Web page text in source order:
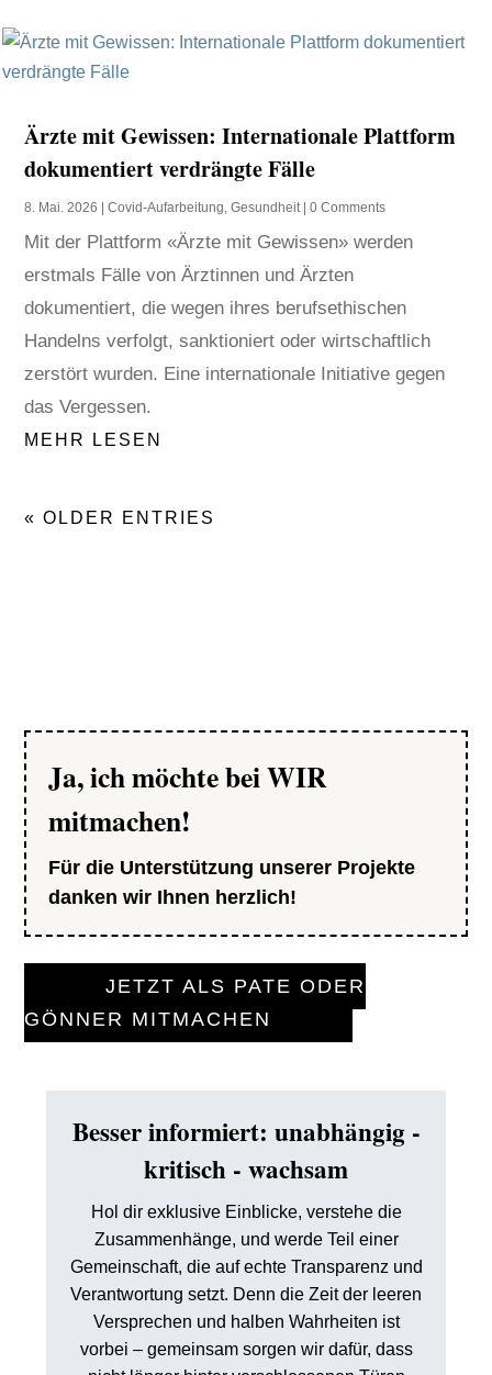
Ärzte mit Gewissen: Internationale Plattform
dokumentiert verdrängte Fälle
8. Mai. 2026 |Covid-Aufarbeitung ,Gesundheit | 0 Comments
Mit der Plattform «Ärzte mit Gewissen» werden
erstmals Fälle von Ärztinnen und Ärzten
dokumentiert, die wegen ihres berufsethischen
Handelns verfolgt, sanktioniert oder wirtschaftlich
zerstört wurden. Eine internationale Initiative gegen
das Vergessen.
MEHR LESEN
« OLDER ENTRIES
Ja, ich möchte bei WIR
mitmachen!
Für die Unterstützung unserer Projekte
danken wir Ihnen herzlich!
JETZT ALS PATE ODER
GÖNNER MITMACHEN
Besser informiert: unabhängig -
kritisch - wachsam
Hol dir exklusive Einblicke, verstehe die
Zusammenhänge, und werde Teil einer
Gemeinschaft, die auf echte Transparenz und
Verantwortung setzt. Denn die Zeit der leeren
Versprechen und halben Wahrheiten ist
vorbei – gemeinsam sorgen wir dafür, dass